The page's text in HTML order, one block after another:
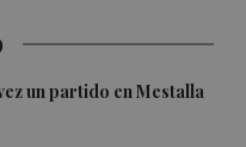
un partido en Mestalla